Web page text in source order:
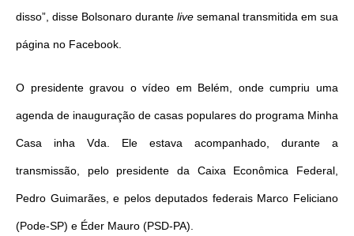
disso”, disse Bolsonaro durante live semanal transmitida em sua
página no Facebook.
O presidente gravou o vídeo em Belém, onde cumpriu uma
agenda de inauguração de casas populares do programa Minha
Casa inha Vda. Ele estava acompanhado, durante a
transmissão, pelo presidente da Caixa Econômica Federal,
Pedro Guimarães, e pelos deputados federais Marco Feliciano
(Pode-SP) e Éder Mauro (PSD-PA).